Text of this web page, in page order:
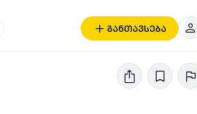
განთავსება